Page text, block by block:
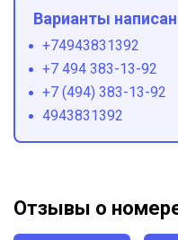
Варианты
+74943831392
+7 494 383-13-92
+7 (494) 383-13-92
4943831392
Отзывы о